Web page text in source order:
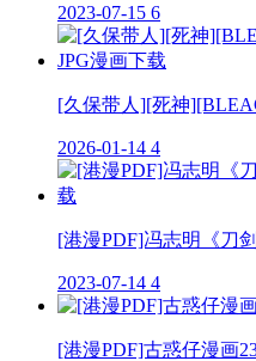
2023-07-15 6
[久保带人][死神
2026-01-14 4
[港漫PDF]冯志明《刀
2023-07-14 4
[港漫PDF]古惑仔漫画